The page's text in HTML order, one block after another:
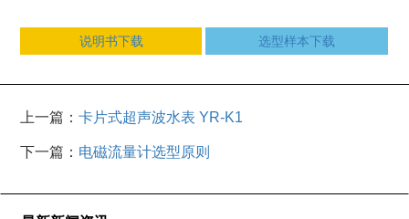
说明书下载 选型样本下载
上一篇：卡片式超声波水表 YR-K1
下一篇： 电磁流量计选型原则